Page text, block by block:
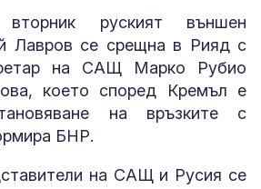
руският външен
Лавров се срещна в Рияд с
на САЩ Марко Рубио
което според Кремъл е
на връзките с
БНР.
на САЩ и Русия се